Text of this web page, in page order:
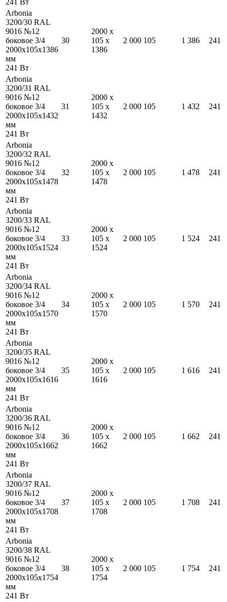
241
Вт
Arbonia
3200/30 RAL
9016 №12
боковое 3/4
2000x105x1386
мм
241 Вт
30
2000 x
105 x
1386
2 000 105 1 386 241
Arbonia
3200/31 RAL
9016 №12
боковое 3/4
2000x105x1432
мм
241 Вт
31
2000 x
105 x
1432
2 000 105 1 432 241
Arbonia
3200/32 RAL
9016 №12
боковое 3/4
2000x105x1478
мм
241 Вт
32
2000 x
105 x
1478
2 000 105 1 478 241
Arbonia
3200/33 RAL
9016 №12
боковое 3/4
2000x105x1524
мм
241 Вт
33
2000 x
105 x
1524
2 000 105 1 524 241
Arbonia
3200/34 RAL
9016 №12
боковое 3/4
2000x105x1570
мм
241 Вт
34
2000 x
105 x
1570
2 000 105 1 570 241
Arbonia
3200/35 RAL
9016 №12
боковое 3/4
2000x105x1616
мм
241 Вт
35
2000 x
105 x
1616
2 000 105 1 616 241
Arbonia
3200/36 RAL
9016 №12
боковое 3/4
2000x105x1662
мм
241 Вт
36
2000 x
105 x
1662
2 000 105 1 662 241
Arbonia
3200/37 RAL
9016 №12
боковое 3/4
2000x105x1708
мм
241 Вт
37
2000 x
105 x
1708
2 000 105 1 708 241
Arbonia
3200/38 RAL
9016 №12
боковое 3/4
2000x105x1754
мм
241 Вт
38
2000 x
105 x
1754
2 000 105 1 754 241